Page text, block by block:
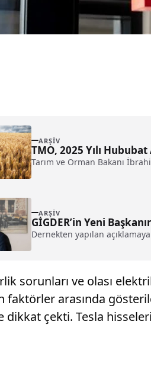
ARŞIV
TMO, 2025 Yılı
Tarım ve Orman Bakanı
ARŞIV
GİGDER’in Yeni
Dernekten yapılan
sorunları ve olası
faktörler arasında
çekti. Tesla